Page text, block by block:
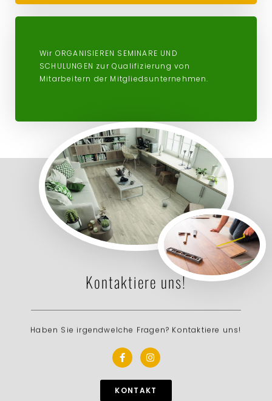
Wir ORGANISIEREN SEMINARE UND
SCHULUNGEN zur Qualifizierung von
Mitarbeitern der Mitgliedsunternehmen.
Kontaktiere uns!
Haben Sie irgendwelche Fragen? Kontaktiere uns!
KONTAKT